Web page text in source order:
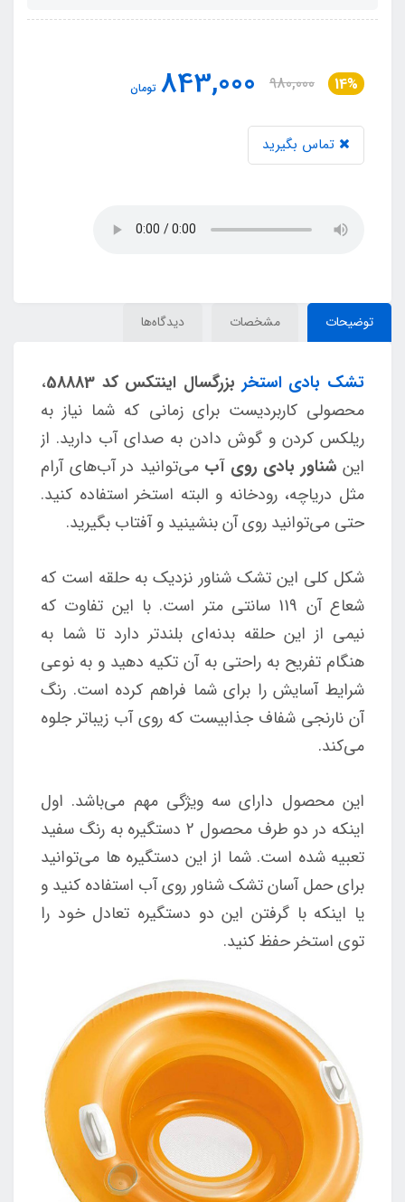
14%
980,000
843,000 تومان
تماس بگیرید
توضیحات مشخصات دیدگاه‌ها
تشک بادی استخر بزرگسال اینتکس کد 58883
،
محصولی کاربردیست برای زمانی که شما نیاز به
ریلکس کردن و گوش دادن به صدای آب دارید. از
این شناور بادی روی آب می‌توانید در آب‌های آرام
مثل دریاچه، رودخانه و البته استخر استفاده کنید.
حتی می‌توانید روی آن بنشینید و آفتاب بگیرید.
شکل کلی این تشک شناور نزدیک به حلقه است که
شعاع آن 119 سانتی متر است. با این تفاوت که
نیمی از این حلقه بدنه‌ای بلندتر دارد تا شما به
هنگام تفریح به راحتی به آن تکیه دهید و به نوعی
شرایط آسایش را برای شما فراهم کرده است. رنگ
آن نارنجی شفاف جذابیست که روی آب زیباتر جلوه
می‌کند.
این محصول دارای سه ویژگی مهم می‌باشد. اول
اینکه در دو طرف محصول 2 دستگیره به رنگ سفید
تعبیه شده است. شما از این دستگیره ها می‌توانید
برای حمل آسان تشک شناور روی آب استفاده کنید و
یا اینکه با گرفتن این دو دستگیره تعادل خود را
توی استخر حفظ کنید.